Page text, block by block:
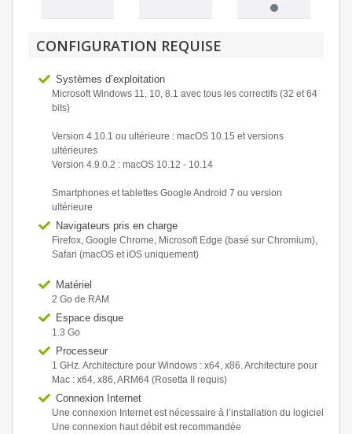
CONFIGURATION REQUISE
Systèmes d’exploitation
Microsoft Windows 11, 10, 8.1 avec tous les correctifs (32 et 64
bits)
Version 4.10.1 ou ultérieure : macOS 10.15 et versions
ultérieures
Version 4.9.0.2 : macOS 10.12 - 10.14
Smartphones et tablettes Google Android 7 ou version
ultérieure
Navigateurs pris en charge
Firefox, Google Chrome, Microsoft Edge (basé sur Chromium),
Safari (macOS et iOS uniquement)
Matériel
2 Go de RAM
Espace disque
1.3 Go
Processeur
1 GHz. Architecture pour Windows : x64, x86. Architecture pour
Mac : x64, x86, ARM64 (Rosetta II requis)
Connexion Internet
Une connexion Internet est nécessaire à l’installation du logiciel
Une connexion haut débit est recommandée